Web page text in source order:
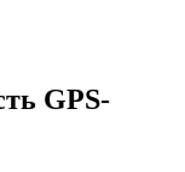
GPS-